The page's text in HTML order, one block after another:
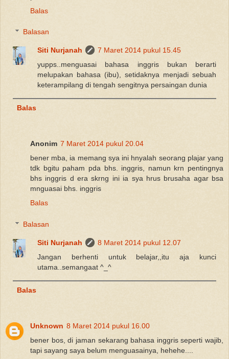
Balas
Balasan
Siti Nurjanah
7 Maret 2014 pukul 15.45
yupps..menguasai bahasa inggris bukan berarti
melupakan bahasa (ibu), setidaknya menjadi sebuah
keterampilang di tengah sengitnya persaingan dunia
Balas
Anonim 7 Maret 2014 pukul 20.04
bener mba, ia memang sya ini hnyalah seorang plajar yang
tdk bgitu paham pda bhs. inggris, namun krn pentingnya
bhs inggris d era skrng ini ia sya hrus brusaha agar bsa
mnguasai bhs. inggris
Balas
Balasan
Siti Nurjanah
8 Maret 2014 pukul 12.07
Jangan berhenti untuk belajar,,itu aja kunci
utama..semangaat ^_^
Balas
Unknown 8 Maret 2014 pukul 16.00
bener bos, di jaman sekarang bahasa inggris seperti wajib,
tapi sayang saya belum menguasainya, hehehe....